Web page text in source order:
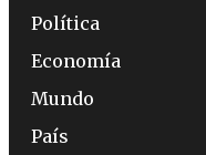
Política
Economía
Mundo
País